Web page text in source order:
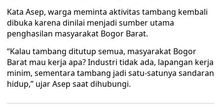
Kata Asep, warga meminta aktivitas tambang kembali
dibuka karena dinilai menjadi sumber utama
penghasilan masyarakat Bogor Barat.
“Kalau tambang ditutup semua, masyarakat Bogor
Barat mau kerja apa? Industri tidak ada, lapangan kerja
minim, sementara tambang jadi satu-satunya sandaran
hidup,” ujar Asep saat dihubungi.